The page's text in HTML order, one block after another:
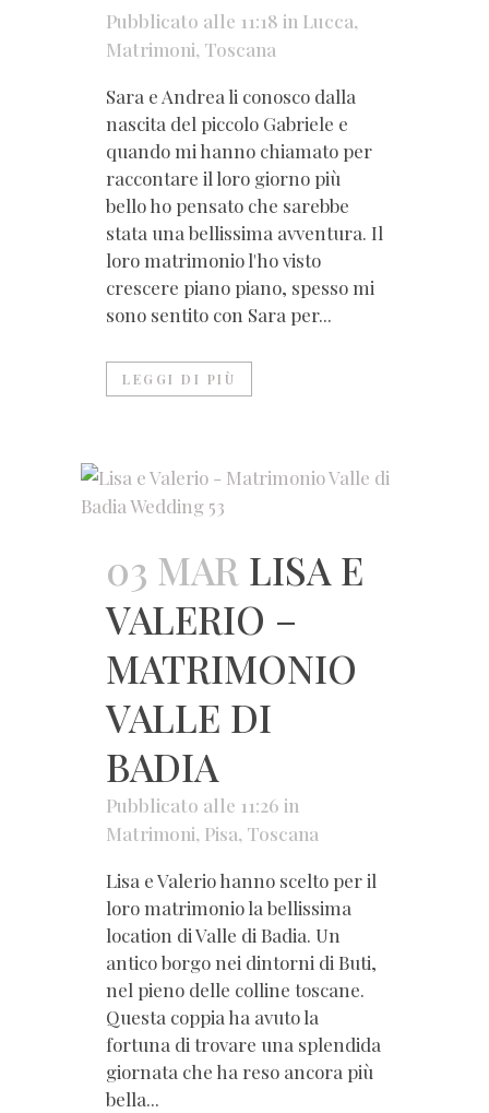
Pubblicato alle 11:18 in Lucca,
Matrimoni, Toscana
Sara e Andrea li conosco dalla
nascita del piccolo Gabriele e
quando mi hanno chiamato per
raccontare il loro giorno più
bello ho pensato che sarebbe
stata una bellissima avventura. Il
loro matrimonio l'ho visto
crescere piano piano, spesso mi
sono sentito con Sara per...
LEGGI DI PIÙ
03 MAR LISA E
VALERIO –
MATRIMONIO
VALLE DI
BADIA
Pubblicato alle 11:26 in
Matrimoni, Pisa, Toscana
Lisa e Valerio hanno scelto per il
loro matrimonio la bellissima
location di Valle di Badia. Un
antico borgo nei dintorni di Buti,
nel pieno delle colline toscane.
Questa coppia ha avuto la
fortuna di trovare una splendida
giornata che ha reso ancora più
bella...